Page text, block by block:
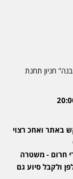
חניון תחנת
באתר ואחכ רצוי
חרום - משטרה
ולקבל סיוע גם